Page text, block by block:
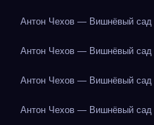
Антон Чехов — Вишнёвый сад
Антон Чехов — Вишнёвый сад
Антон Чехов — Вишнёвый сад
Антон Чехов — Вишнёвый сад